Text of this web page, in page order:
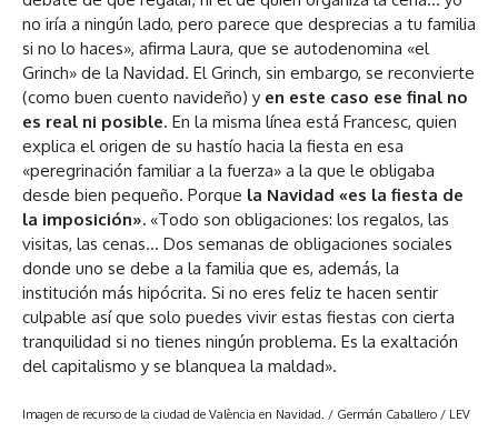
no iría a ningún lado, pero parece que desprecias a tu familia
si no lo haces», afirma Laura, que se autodenomina «el
Grinch» de la Navidad. El Grinch, sin embargo, se reconvierte
(como buen cuento navideño) y en este caso ese final no
es real ni posible. En la misma línea está Francesc, quien
explica el origen de su hastío hacia la fiesta en esa
«peregrinación familiar a la fuerza» a la que le obligaba
desde bien pequeño. Porque la Navidad «es la fiesta de
la imposición». «Todo son obligaciones: los regalos, las
visitas, las cenas… Dos semanas de obligaciones sociales
donde uno se debe a la familia que es, además, la
institución más hipócrita. Si no eres feliz te hacen sentir
culpable así que solo puedes vivir estas fiestas con cierta
tranquilidad si no tienes ningún problema. Es la exaltación
del capitalismo y se blanquea la maldad».
Imagen de recurso de la ciudad de València en Navidad. / Germán Caballero / LEV